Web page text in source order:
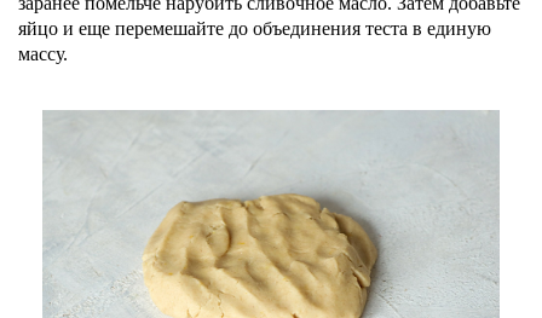
яйцо и еще перемешайте до объединения теста в единую
массу.